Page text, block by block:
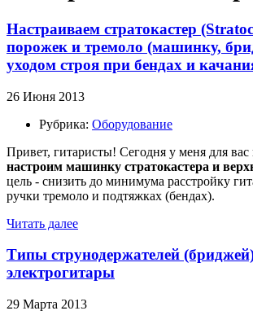
Настраиваем стратокастер
порожек и тремоло (машинку,
уходом строя при бендах и
26 Июня 2013
Рубрика: Оборудование
Привет, гитаристы! Сегодня у меня для
настроим машинку стратокастера и
цель - снизить до минимума расстройку
ручки тремоло и подтяжках (бендах).
Читать далее
Типы струнодержателей
электрогитары
29 Марта 2013